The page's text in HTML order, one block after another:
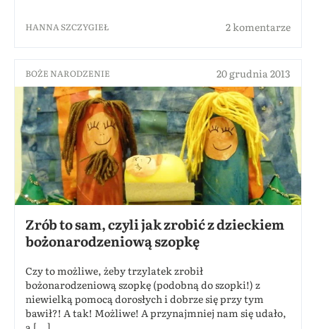
HANNA SZCZYGIEŁ 2 komentarze
BOŻE NARODZENIE 20 grudnia 2013
Zrób to sam, czyli jak zrobić z dzieckiem
bożonarodzeniową szopkę
Czy to możliwe, żeby trzylatek zrobił
bożonarodzeniową szopkę (podobną do szopki!) z
niewielką pomocą dorosłych i dobrze się przy tym
bawił?! A tak! Możliwe! A przynajmniej nam się udało,